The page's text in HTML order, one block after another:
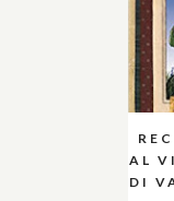
AL
DI